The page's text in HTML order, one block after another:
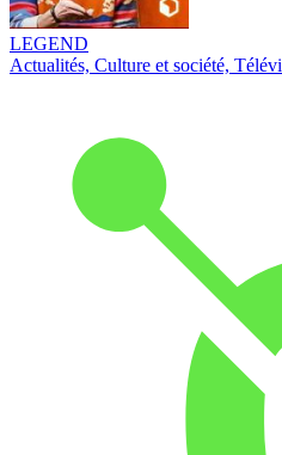
LEGEND
Actualités, Culture et société,